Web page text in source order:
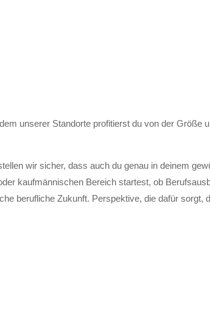
unserer Standorte profitierst du von der Größe
wir sicher, dass auch du genau in deinem
kaufmännischen Bereich startest, ob
berufliche Zukunft. Perspektive, die dafür sorgt,